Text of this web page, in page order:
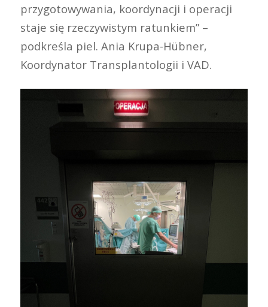
przygotowywania, koordynacji i operacji
staje się rzeczywistym ratunkiem” –
podkreśla piel. Ania Krupa-Hübner,
Koordynator Transplantologii i VAD.